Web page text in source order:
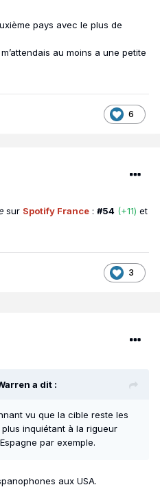
pays avec le plus de
au moins a une petite
6
sur Spotify France : #54 (+11) et
3
a dit :
vu que la cible reste les
inquiétant à la rigueur
par exemple.
aux USA.